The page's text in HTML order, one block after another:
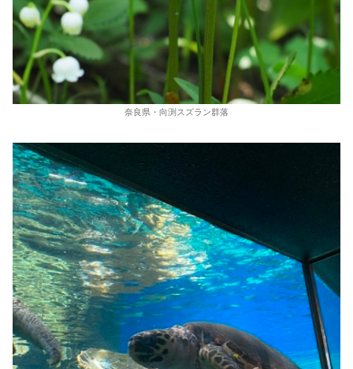
奈良県・向渕スズラン群落